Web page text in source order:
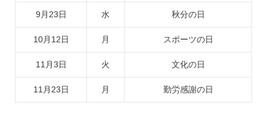
9月23日 水 秋分の日
10月12日 月 スポーツの日
11月3日 火 文化の日
11月23日 月 勤労感謝の日